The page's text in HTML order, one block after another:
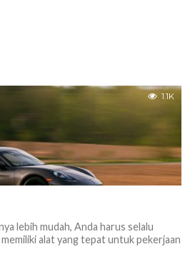
1.1K
lebih mudah, Anda harus selalu
alat yang tepat untuk pekerjaan